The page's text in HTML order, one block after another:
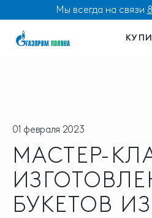
Мы всегда на связи
01 февраля 2023
МАСТЕР-
БУКЕТОВ